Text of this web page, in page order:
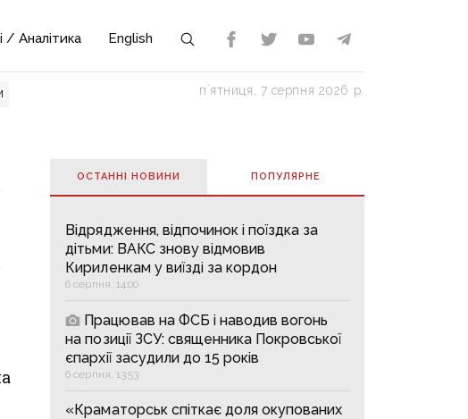
/ Аналітика English
пʼятниця, 7 серпня 2026 р.
ОСТАННІ НОВИНИ ПОПУЛЯРНE
Відрядження, відпочинок і поїздка за
дітьми: ВАКС знову відмовив
Кириленкам у виїзді за кордон
6 серпня, 14:00
Працював на ФСБ і наводив вогонь
на позиції ЗСУ: священника Покровської
єпархії засудили до 15 років
6 серпня, 13:53
«Краматорськ спіткає доля окупованих